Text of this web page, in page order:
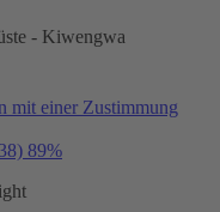
- Kiwengwa
mit einer Zustimmung
89%